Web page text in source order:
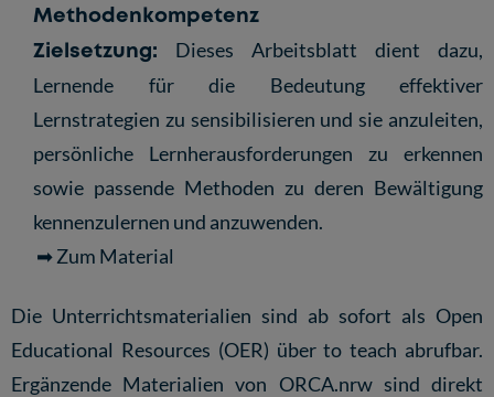
Methodenkompetenz
Zielsetzung: Dieses Arbeitsblatt dient dazu,
Lernende für die Bedeutung effektiver
Lernstrategien zu sensibilisieren und sie anzuleiten,
persönliche Lernherausforderungen zu erkennen
sowie passende Methoden zu deren Bewältigung
kennenzulernen und anzuwenden.
➡ Zum Material
Die Unterrichtsmaterialien sind ab sofort als Open
Educational Resources (OER) über to teach abrufbar.
Ergänzende Materialien von ORCA.nrwsind direkt